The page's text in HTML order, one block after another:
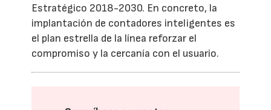
Estratégico 2018-2030. En concreto, la
implantación de contadores inteligentes es
el plan estrella de la línea reforzar el
compromiso y la cercanía con el usuario.